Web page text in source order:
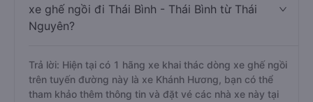
xe ghế ngồi đi Thái Bình - Thái Bình từ Thái
Nguyên?
Trả lời: Hiện tại có 1 hãng xe khai thác dòng xe ghế ngồi
trên tuyến đường này là xe Khánh Hương, bạn có thể
tham khảo thêm thông tin và đặt vé các nhà xe này tại